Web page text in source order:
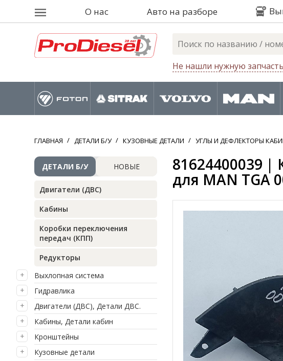
О нас Авто на разборе
Не нашли нужную
ГЛАВНАЯ ДЕТАЛИ Б/У КУЗОВНЫЕ ДЕТАЛИ УГЛЫ И ДЕФЛЕКТОРЫ
ДЕТАЛИ Б/У НОВЫЕ
Двигатели (ДВС)
Кабины
Коробки переключения
передач (КПП)
Редукторы
Выхлопная система
Гидравлика
Двигатели (ДВС), Детали ДВС.
Кабины, Детали кабин
Кронштейны
Кузовные детали
81624400039 |
для MAN TGA